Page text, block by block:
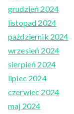
grudzień 2024
listopad 2024
październik 2024
wrzesień 2024
sierpień 2024
lipiec 2024
czerwiec 2024
maj 2024